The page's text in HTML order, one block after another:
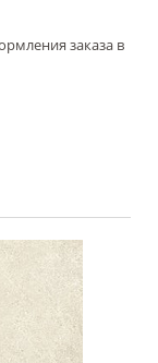
заказа в